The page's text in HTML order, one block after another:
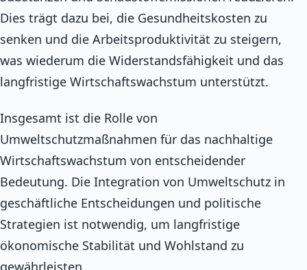
Dies trägt dazu bei, die Gesundheitskosten zu
senken und die Arbeitsproduktivität zu steigern,
was wiederum die Widerstandsfähigkeit und das
langfristige Wirtschaftswachstum unterstützt.
Insgesamt ist die Rolle von
Umweltschutzmaßnahmen für das nachhaltige
Wirtschaftswachstum von entscheidender
Bedeutung. Die Integration von Umweltschutz in
geschäftliche Entscheidungen und politische
Strategien ist notwendig, um langfristige
ökonomische Stabilität und Wohlstand zu
gewährleisten.